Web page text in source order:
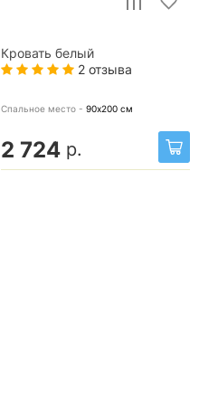
Кровать белый
2 отзыва
Спальное место - 90х200 см
2 724 р.